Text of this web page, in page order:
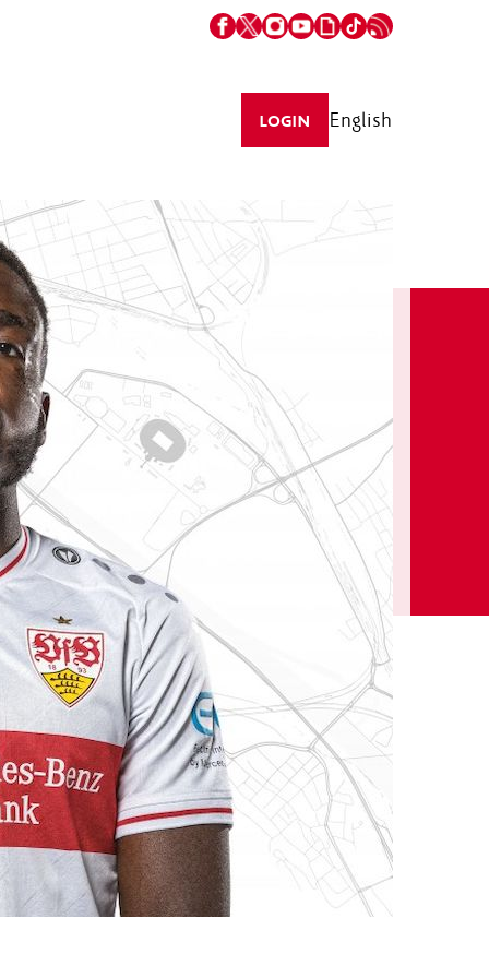
LOGIN English